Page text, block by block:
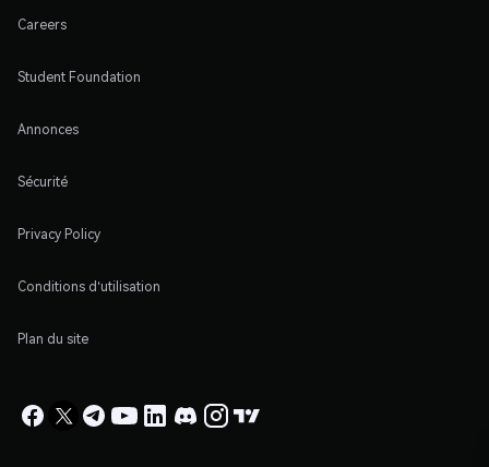
Careers
Student Foundation
Annonces
Sécurité
Privacy Policy
Conditions d'utilisation
Plan du site